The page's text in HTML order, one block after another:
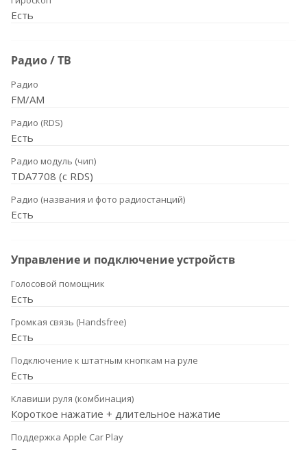
Есть
Радио / ТВ
Радио
FM/AM
Радио (RDS)
Есть
Радио модуль (чип)
TDA7708 (с RDS)
Радио (названия и фото радиостанций)
Есть
Управление и подключение устройств
Голосовой помощник
Есть
Громкая связь (Handsfree)
Есть
Подключение к штатным кнопкам на руле
Есть
Клавиши руля (комбинация)
Короткое нажатие + длительное нажатие
Поддержка Apple Car Play